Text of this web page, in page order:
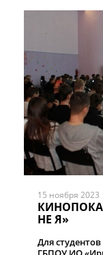
15 ноября 2023
НЕ Я»
Для